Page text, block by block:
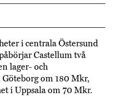
i centrala Östersund
Castellum två
lager- och
om 180 Mkr,
i Uppsala om 70 Mkr.